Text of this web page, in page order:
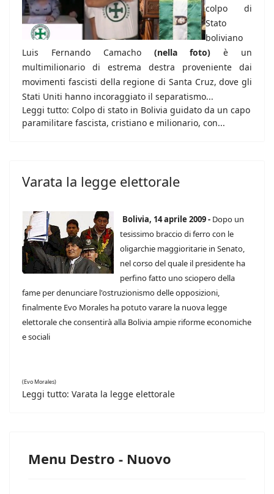
colpo di
Stato
boliviano
Luis Fernando Camacho (nella foto) è un
multimilionario di estrema destra proveniente dai
movimenti fascisti della regione di Santa Cruz, dove gli
Stati Uniti hanno incoraggiato il separatismo...
Leggi tutto: Colpo di stato in Bolivia guidato da un capo
paramilitare fascista, cristiano e milionario, con...
Varata la legge elettorale
Bolivia, 14 aprile 2009 - Dopo un
tesissimo braccio di ferro con le
oligarchie maggioritarie in Senato,
nel corso del quale il presidente ha
perfino fatto uno sciopero della
fame per denunciare l'ostruzionismo delle opposizioni,
finalmente Evo Morales ha potuto varare la nuova legge
elettorale che consentirà alla Bolivia ampie riforme economiche
e sociali
(Evo Morales)
Leggi tutto: Varata la legge elettorale
Menu Destro - Nuovo